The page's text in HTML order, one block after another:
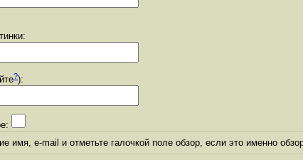
?):
имя, e-mail и отметьте галочкой поле обзор, если это именно